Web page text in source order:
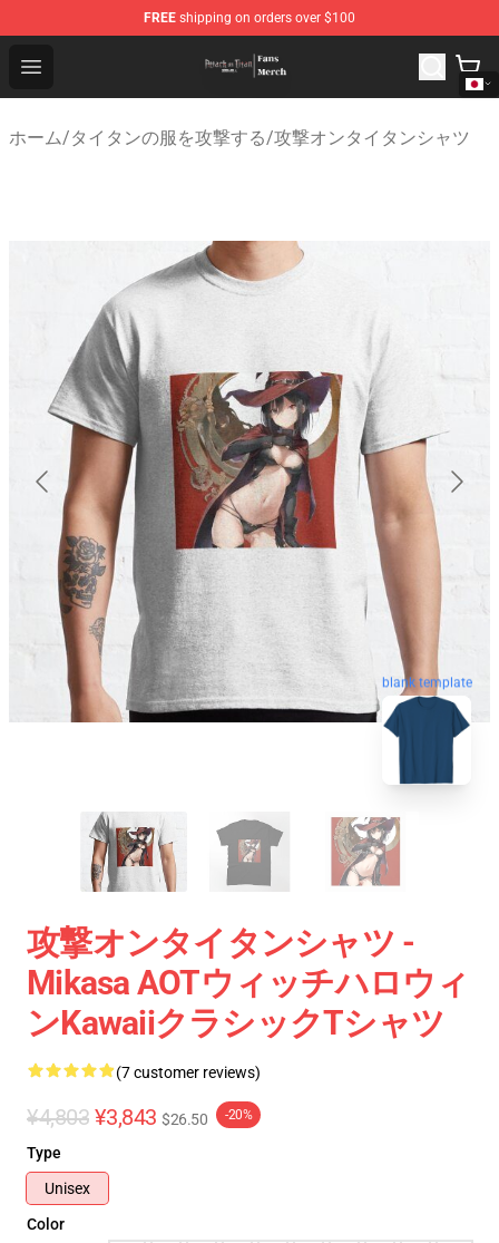
FREE shipping on orders over $100
Open menu
Attack On Titan Store - Official Attack On Titan
ホーム/タイタンの服を攻撃する/攻撃オンタイタンシャツ
blank template
攻撃オンタイタンシャツ -
Mikasa AOTウィッチハロウィ
ンkawaiiクラシックTシャツ
(7 customer reviews)
¥4,803 ¥3,843 $26.50 -20%
Type
Unisex
Color